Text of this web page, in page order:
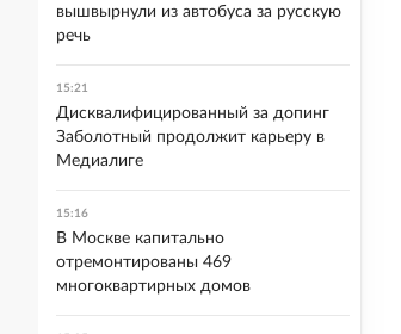
вышвырнули из автобуса за русскую
речь
15:21
Дисквалифицированный за допинг
Заболотный продолжит карьеру в
Медиалиге
15:16
В Москве капитально
отремонтированы 469
многоквартирных домов